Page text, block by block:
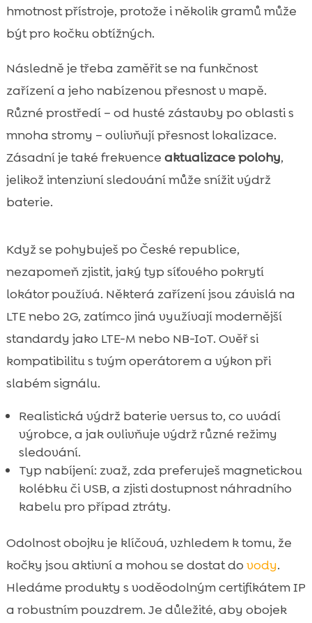
hmotnost přístroje, protože i několik gramů může
být pro kočku obtížných.
Následně je třeba zaměřit se na funkčnost
zařízení a jeho nabízenou přesnost v mapě.
Různé prostředí – od husté zástavby po oblasti s
mnoha stromy – ovlivňují přesnost lokalizace.
Zásadní je také frekvence aktualizace polohy,
jelikož intenzivní sledování může snížit výdrž
baterie.
Když se pohybuješ po České republice,
nezapomeň zjistit, jaký typ síťového pokrytí
lokátor používá. Některá zařízení jsou závislá na
LTE nebo 2G, zatímco jiná využívají modernější
standardy jako LTE-M nebo NB-IoT. Ověř si
kompatibilitu s tvým operátorem a výkon při
slabém signálu.
Realistická výdrž baterie versus to, co uvádí
výrobce, a jak ovlivňuje výdrž různé režimy
sledování.
Typ nabíjení: zvaž, zda preferuješ magnetickou
kolébku či USB, a zjisti dostupnost náhradního
kabelu pro případ ztráty.
Odolnost obojku je klíčová, vzhledem k tomu, že
kočky jsou aktivní a mohou se dostat do vody.
Hledáme produkty s voděodolným certifikátem IP
a robustním pouzdrem. Je důležité, aby obojek